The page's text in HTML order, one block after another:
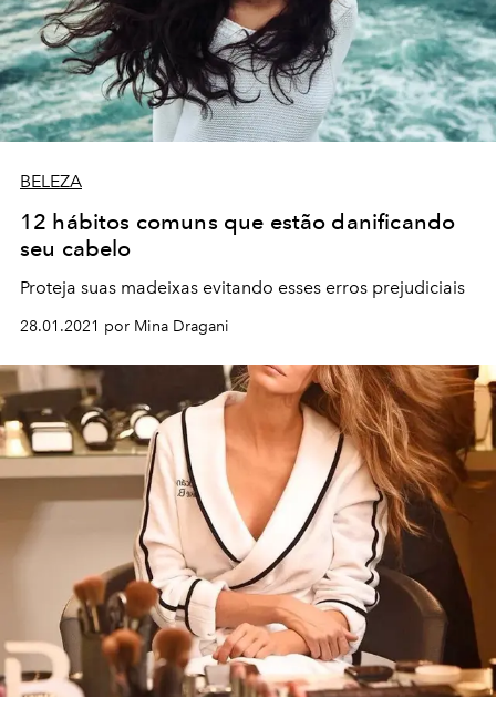
BELEZA
12 hábitos comuns que estão danificando
seu cabelo
Proteja suas madeixas evitando esses erros prejudiciais
28.01.2021 por Mina Dragani